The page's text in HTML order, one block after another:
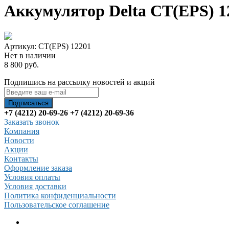
Аккумулятор Delta CT(EPS)
Артикул: CT(EPS) 12201
Нет в наличии
8 800 руб.
Подпишись на рассылку новостей и акций
+7 (4212) 20-69-26 +7 (4212) 20-69-36
Заказать звонок
Компания
Новости
Акции
Контакты
Оформление заказа
Условия оплаты
Условия доставки
Политика конфиденциальности
Пользовательское соглашение